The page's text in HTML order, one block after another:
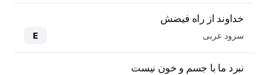
خداوند از راه فیضش
سرود عربی E
نبرد ما با جسم و خون نیست